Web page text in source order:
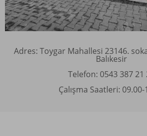
Adres: Toygar Mahallesi 23146.
Balıkesir
Telefon: 0543 387 21
Çalışma Saatleri: 09.00-